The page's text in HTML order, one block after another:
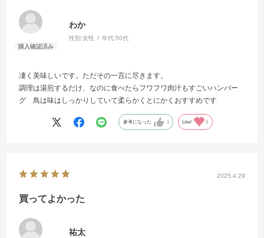
わか
性別:女性 年代:50代
凄く美味しいです。ただその一言に尽きます。
調理は湯煎するだけ、なのに食べたらフワフワ肉汁もすごいハンバー
グ 鳥は味はしっかりしていて柔らかくとにかくおすすめです
参考になった 1 Like! 0
2025.4.29
買ってよかった
祐太